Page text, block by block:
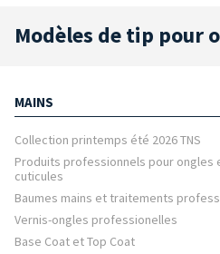
Modèles de tip pour
MAINS
Collection printemps été 2026 TNS
Produits professionnels pour ongles
cuticules
Baumes mains et traitements
Vernis-ongles professionelles
Base Coat et Top Coat